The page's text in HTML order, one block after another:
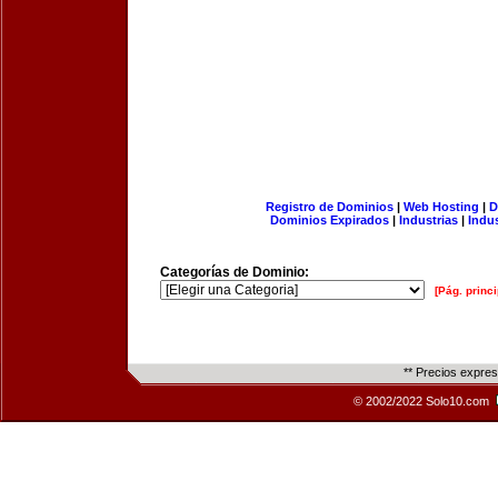
Registro de Dominios| Web Hosting |
Dominios Expirados | Industrias |
Categorías de Dominio:
[Pág.
** Precios
© 2002/2022 Solo10.com